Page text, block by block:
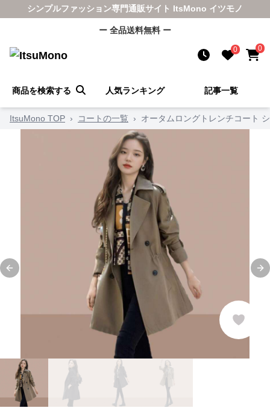
シンプルファッション専門通販サイト ItsMono イツモノ
ー 全品送料無料 ー
0 0
商品を検索する 人気ランキング 記事一覧
ItsuMono TOP › コートの一覧 › オータムロングトレンチコート
Previous slide